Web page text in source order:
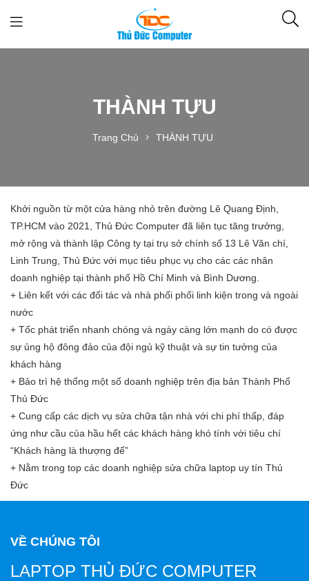
THÀNH TỰU
Trang Chủ THÀNH TỰU
Khởi nguồn từ một cửa hàng nhỏ trên đường Lê Quang Định,
TP.HCM vào 2021, Thủ Đức Computer đã liên tục tăng trưởng,
mở rộng và thành lập Công ty tại trụ sở chính số 13 Lê Văn chí,
Linh Trung, Thủ Đức với mục tiêu phục vụ cho các các nhân
doanh nghiệp tại thành phố Hồ Chí Minh và Bình Dương.
+ Liên kết với các đối tác và nhà phối phối linh kiện trong và ngoài
nước
+ Tốc phát triển nhanh chóng và ngày càng lớn mạnh do có được
sự ủng hộ đông đảo của đội ngủ kỹ thuật và sự tin tưởng của
khách hàng
+ Bảo trì hệ thống một số doanh nghiệp trên địa bản Thành Phố
Thủ Đức
+ Cung cấp các dịch vụ sửa chữa tận nhà với chi phí thấp, đáp
ứng như cầu của hầu hết các khách hàng khó tính với tiêu chí
“Khách hàng là thượng đế”
+ Nằm trong top các doanh nghiệp sửa chữa laptop uy tín Thủ
Đức
VỀ CHÚNG TÔI
LAPTOP THỦ ĐỨC COMPUTER